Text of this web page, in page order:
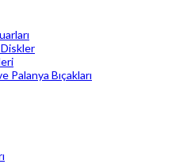
Palanya Bıçakları